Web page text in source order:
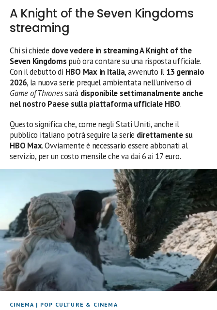
A Knight of the Seven Kingdoms
streaming
Chi si chiede dove vedere in streaming A Knight of the
Seven Kingdoms può ora contare su una risposta ufficiale.
Con il debutto di HBO Max in Italia, avvenuto il 13 gennaio
2026, la nuova serie prequel ambientata nell’universo di
Game of Thronessarà disponibile settimanalmente anche
nel nostro Paese sulla piattaforma ufficiale HBO.
Questo significa che, come negli Stati Uniti, anche il
pubblico italiano potrà seguire la serie direttamente su
HBO Max. Ovviamente è necessario essere abbonati al
servizio, per un costo mensile che va dai 6 ai 17 euro.
CINEMA | POP CULTURE & CINEMA